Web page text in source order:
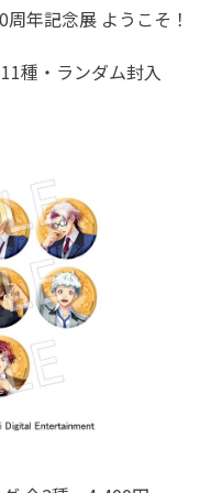
年記念展 ようこそ！
種・ランダム封入